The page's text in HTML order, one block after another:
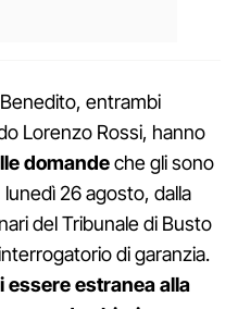
entrambi
Lorenzo Rossi, hanno
domandeche gli sono
26 agosto, dalla
del Tribunale di Busto
di garanzia.
essere estranea alla